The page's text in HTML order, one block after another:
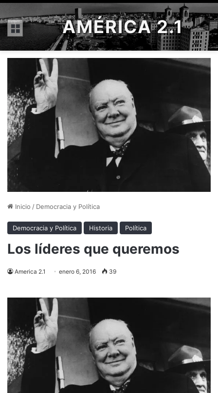
Menú AMÉRICA 2.1
Inicio / Democracia y Política
Democracia y Política Historia Política
Los líderes que queremos
America 2.1 enero 6, 2016 39